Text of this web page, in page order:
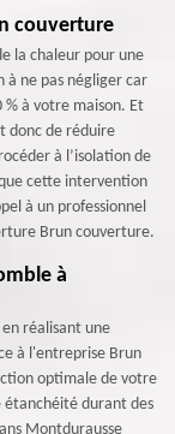
couverture
la chaleur pour une
à ne pas négliger car
% à votre maison. Et
donc de réduire
à l’isolation de
cette intervention
à un professionnel
Brun couverture.
à
réalisant une
à l'entreprise Brun
optimale de votre
étanchéité durant des
Montdurausse